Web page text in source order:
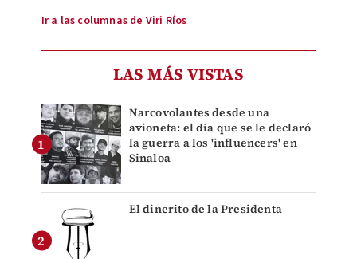
Ir a las columnas de Viri Ríos
LAS MÁS VISTAS
Narcovolantes desde una
avioneta: el día que se le declaró
la guerra a los 'influencers' en
Sinaloa
El dinerito de la Presidenta